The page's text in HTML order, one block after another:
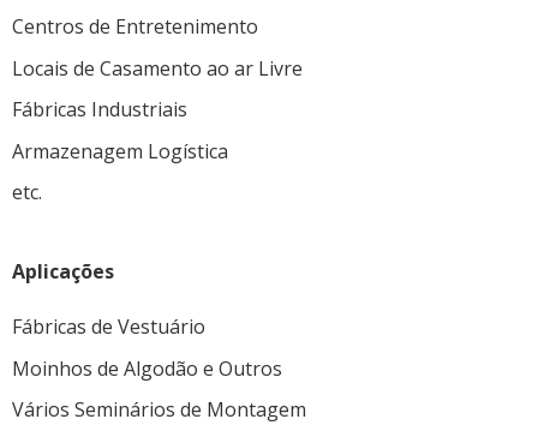
Centros de Entretenimento
Locais de Casamento ao ar Livre
Fábricas Industriais
Armazenagem Logística
etc.
Aplicações
Fábricas de Vestuário
Moinhos de Algodão e Outros
Vários Seminários de Montagem